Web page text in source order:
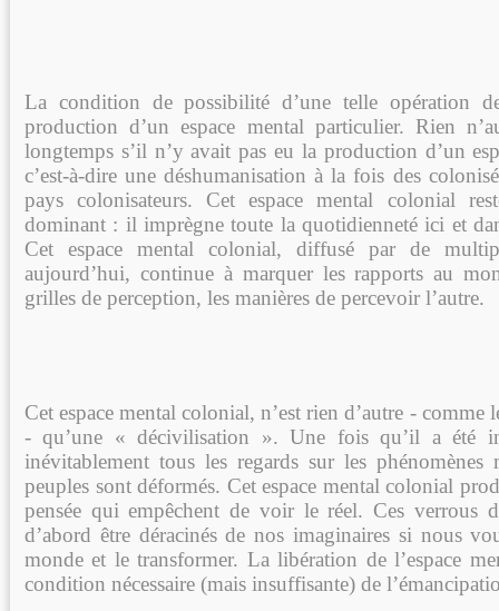
La condition de possibilité d’une telle opération
production d’un espace mental particulier. Rien
longtemps s’il n’y avait pas eu la production d’un
c’est-à-dire une déshumanisation à la fois des
pays colonisateurs. Cet espace mental colonial
dominant : il imprègne toute la quotidienneté ici et
Cet espace mental colonial, diffusé par de
aujourd’hui, continue à marquer les rapports au
grilles de perception, les manières de percevoir l’autre.
Cet espace mental colonial, n’est rien d’autre - comme
- qu’une « décivilisation ». Une fois qu’il a été
inévitablement tous les regards sur les
peuples sont déformés. Cet espace mental colonial
pensée qui empêchent de voir le réel. Ces verrous
d’abord être déracinés de nos imaginaires si nous
monde et le transformer. La libération de l’espace
condition nécessaire (mais insuffisante) de